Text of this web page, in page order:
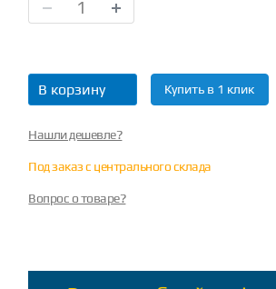
В корзину Купить в 1 клик
Нашли дешевле?
Под заказ с центрального склада
Вопрос о товаре?